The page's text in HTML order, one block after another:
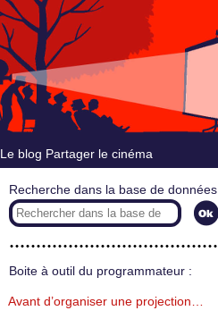
Le blog Partager le cinéma
Recherche dans la base de données
Boite à outil du programmateur :
Avant d’organiser une projection…